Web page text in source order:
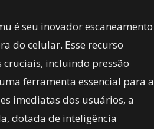
é seu inovador escaneamento
do celular. Esse recurso
cruciais, incluindo pressão
ferramenta essencial para a
imediatas dos usuários, a
dotada de inteligência